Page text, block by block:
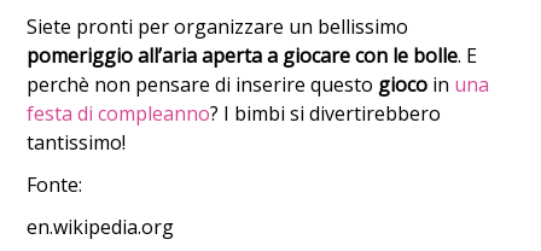
Siete pronti per organizzare un bellissimo
pomeriggio all’aria aperta a giocare con le bolle. E
perchè non pensare di inserire questo gioco in una
festa di compleanno? I bimbi si divertirebbero
tantissimo!
Fonte:
en.wikipedia.org